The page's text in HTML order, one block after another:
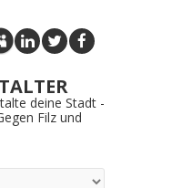
deine Stadt -
Filz und